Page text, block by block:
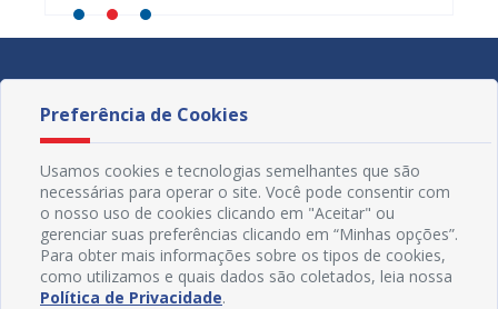
Preferência de Cookies
Usamos cookies e tecnologias semelhantes que são
necessárias para operar o site. Você pode consentir com
o nosso uso de cookies clicando em "Aceitar" ou
gerenciar suas preferências clicando em “Minhas opções”.
Para obter mais informações sobre os tipos de cookies,
como utilizamos e quais dados são coletados, leia nossa
Política de Privacidade.